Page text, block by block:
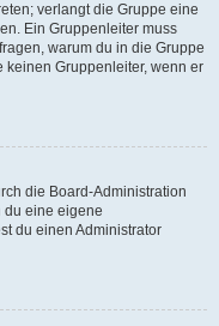
verlangt die Gruppe eine
Ein Gruppenleiter muss
warum du in die Gruppe
keinen Gruppenleiter, wenn er
die Board-Administration
du eine eigene
du einen Administrator